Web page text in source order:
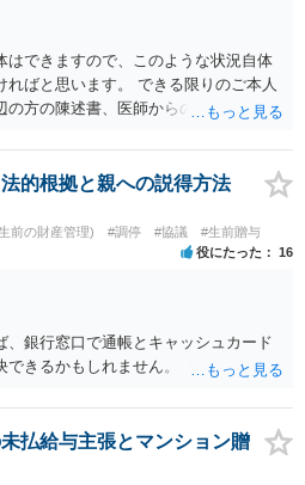
はできますので、このような状況自体
ばと思います。 できる限りのご本人
の方の陳述書、医師からの聴取書等）
は進むのではないかと存じます。 ま
あまりに後見申立ができない状況にして
、当該地域の地域包括支援センターに
です。
的根拠と親への説得方法
前の財産管理) #調停 #協議 #生前贈与
役にたった 16
、銀行窓口で通帳とキャッシュカード
きるかもしれません。
払給与主張とマンション贈